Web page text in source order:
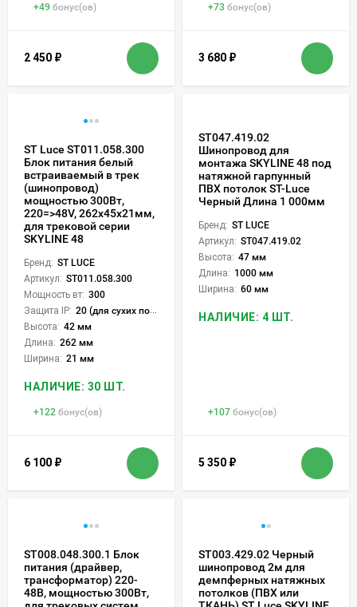
+49 бонус(ов)
2 450 ₽
+73 бонус(ов)
3 680 ₽
ST Luce ST011.058.300
Блок питания белый
встраиваемый в трек
(шинопровод)
мощностью 300Вт,
220=>48V, 262x45x21мм,
для трековой серии
SKYLINE 48
Бренд: ST LUCE
Артикул: ST011.058.300
Мощность вт: 300
Защита IP: 20 (для сухих пом.)
Высота: 42 мм
Длина: 262 мм
Ширина: 21 мм
НАЛИЧИЕ: 30 ШТ.
+122 бонус(ов)
6 100 ₽
ST047.419.02
Шинопровод для
монтажа SKYLINE 48 под
натяжной гарпунный
ПВХ потолок ST-Luce
Черный Длина 1 000мм
Бренд: ST LUCE
Артикул: ST047.419.02
Высота: 47 мм
Длина: 1000 мм
Ширина: 60 мм
НАЛИЧИЕ: 4 ШТ.
+107 бонус(ов)
5 350 ₽
ST008.048.300.1 Блок
питания (драйвер,
трансформатор) 220-
48В, мощностью 300Вт,
ST003.429.02 Черный
шинопровод 2м для
демпферных натяжных
потолков (ПВХ или